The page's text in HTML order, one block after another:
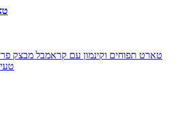
טארט תפוחים וקינמון עם קראמבל מבצק